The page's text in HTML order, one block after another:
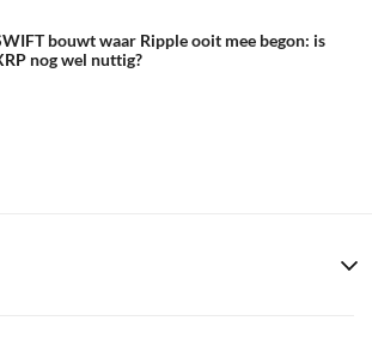
bouwt waar Ripple ooit mee begon: is
nog wel nuttig?